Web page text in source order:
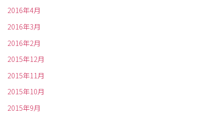
2016年4月
2016年3月
2016年2月
2015年12月
2015年11月
2015年10月
2015年9月